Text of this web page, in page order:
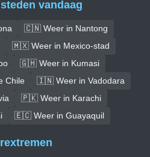
vandaag
🇨🇳 Weer in Nantong
🇲🇽 Weer in Mexico-stad
🇬🇭 Weer in Kumasi
Chile
🇮🇳 Weer in Vadodara
🇵🇰 Weer in Karachi
🇪🇨 Weer in Guayaquil